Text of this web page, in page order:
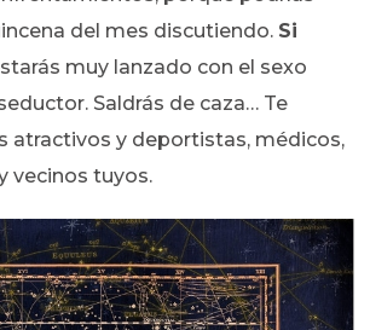
del mes discutiendo. Si
muy lanzado con el sexo
Saldrás de caza… Te
atractivos y deportistas, médicos,
vecinos tuyos.